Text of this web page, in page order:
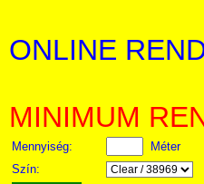
ONLINE
MINIMUM
Mennyiség:
Méter
Szín: